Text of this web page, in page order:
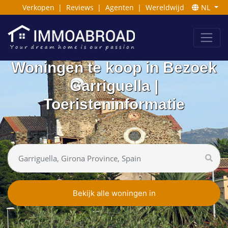
Verkopen | Reviews | Agenten | Wereldwijd NL
Woningen te koop in Bezoek
Garriguella |
Toeristeninformatie
Bekijk alle woningen in